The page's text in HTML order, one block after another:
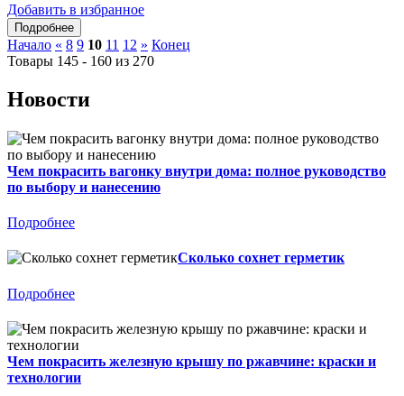
Добавить в избранное
Начало « 8 9 10 11 12 » Конец
Товары 145 - 160 из 270
Новости
Чем покрасить вагонку внутри дома: полное руководство
по выбору и нанесению
Подробнее
Сколько сохнет герметик
Подробнее
Чем покрасить железную крышу по ржавчине: краски и
технологии